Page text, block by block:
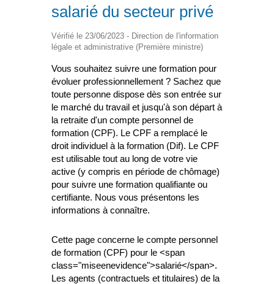
salarié du secteur privé
Vérifié le 23/06/2023 - Direction de l'information
légale et administrative (Première ministre)
Vous souhaitez suivre une formation pour
évoluer professionnellement ? Sachez que
toute personne dispose dès son entrée sur
le marché du travail et jusqu'à son départ à
la retraite d'un compte personnel de
formation (CPF). Le CPF a remplacé le
droit individuel à la formation (Dif). Le CPF
est utilisable tout au long de votre vie
active (y compris en période de chômage)
pour suivre une formation qualifiante ou
certifiante. Nous vous présentons les
informations à connaître.
Cette page concerne le compte personnel
de formation (CPF) pour le <span
class="miseenevidence">salarié</span>.
Les agents (contractuels et titulaires) de la